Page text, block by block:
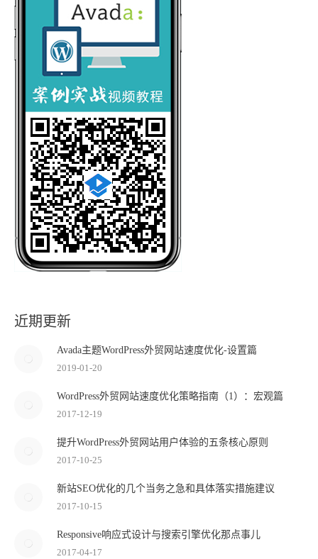
近期更新
Avada主题WordPress外贸网站速度优化-设置篇
2019-01-20
WordPress外贸网站速度优化策略指南（1）：宏观篇
2017-12-19
提升WordPress外贸网站用户体验的五条核心原则
2017-10-25
新站SEO优化的几个当务之急和具体落实措施建议
2017-10-15
Responsive响应式设计与搜索引擎优化那点事儿
2017-04-17